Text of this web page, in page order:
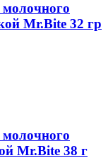
Mr.Bite 32 гр
Mr.Bite 38 г